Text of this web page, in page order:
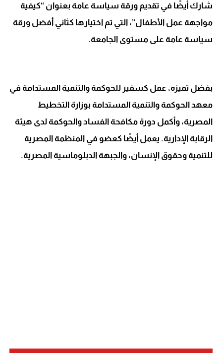
شارك أيضًا في تقديم ورقة سياسة عامة بعنوان “كيفية
مواجهة عمل الأطفال”، التي تم اختيارها كثاني أفضل ورقة
سياسة عامة على مستوى الجامعة.
بفضل تميزه، عمل كسفير للحوكمة والتنمية المستدامة في
معهد الحوكمة والتنمية المستدامة بوزارة التخطيط
المصرية، وأكمل دورة مكافحة الفساد والحوكمة لدى هيئة
الرقابة الإدارية. يعمل أيضًا كعضو في المنظمة المصرية
للتنمية وحقوق الإنسان، والجبهة الدبلوماسية المصرية.